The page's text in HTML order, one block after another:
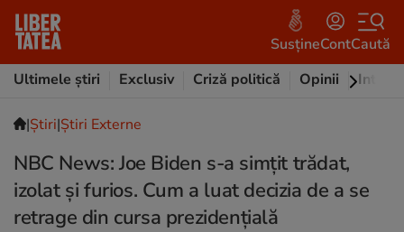
SusțineContCaută
Ultimele știri
Exclusiv Criză politică Opinii
|Ştiri|Știri Externe
NBC News: Joe Biden s-a simțit trădat,
izolat şi furios. Cum a luat decizia de a se
retrage din cursa prezidenţială